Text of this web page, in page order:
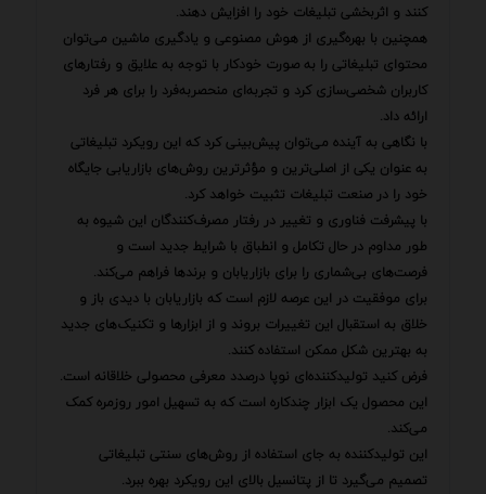
کنند و اثربخشی تبلیغات خود را افزایش دهند.
همچنین با بهره‌گیری از هوش مصنوعی و یادگیری ماشین می‌توان
محتوای تبلیغاتی را به صورت خودکار با توجه به علایق و رفتارهای
کاربران شخصی‌سازی کرد و تجربه‌ای منحصربه‌فرد را برای هر فرد
ارائه داد.
با نگاهی به آینده می‌توان پیش‌بینی کرد که این رویکرد تبلیغاتی
به عنوان یکی از اصلی‌ترین و مؤثرترین روش‌های بازاریابی جایگاه
خود را در صنعت تبلیغات تثبیت خواهد کرد.
با پیشرفت فناوری و تغییر در رفتار مصرف‌کنندگان این شیوه به
طور مداوم در حال تکامل و انطباق با شرایط جدید است و
فرصت‌های بی‌شماری را برای بازاریابان و برندها فراهم می‌کند.
برای موفقیت در این عرصه لازم است که بازاریابان با دیدی باز و
خلاق به استقبال این تغییرات بروند و از ابزارها و تکنیک‌های جدید
به بهترین شکل ممکن استفاده کنند.
فرض کنید تولیدکننده‌ای نوپا درصدد معرفی محصولی خلاقانه است.
این محصول یک ابزار چندکاره است که به تسهیل امور روزمره کمک
می‌کند.
این تولیدکننده به جای استفاده از روش‌های سنتی تبلیغاتی
تصمیم می‌گیرد تا از پتانسیل بالای این رویکرد بهره ببرد.